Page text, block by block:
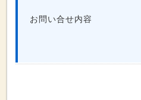
お問い合せ内容